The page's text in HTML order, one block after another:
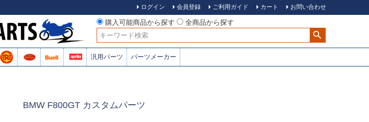
ログイン 会員登録 ご利用ガイド カート お問い合わせ
購入可能商品から探す
全商品から探す
検索
汎用パーツ パーツメーカー
BMW F800GT カスタムパーツ